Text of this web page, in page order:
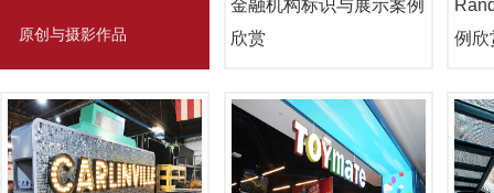
原创与摄影作品
金融机构标识与展示案例
欣赏
例欣